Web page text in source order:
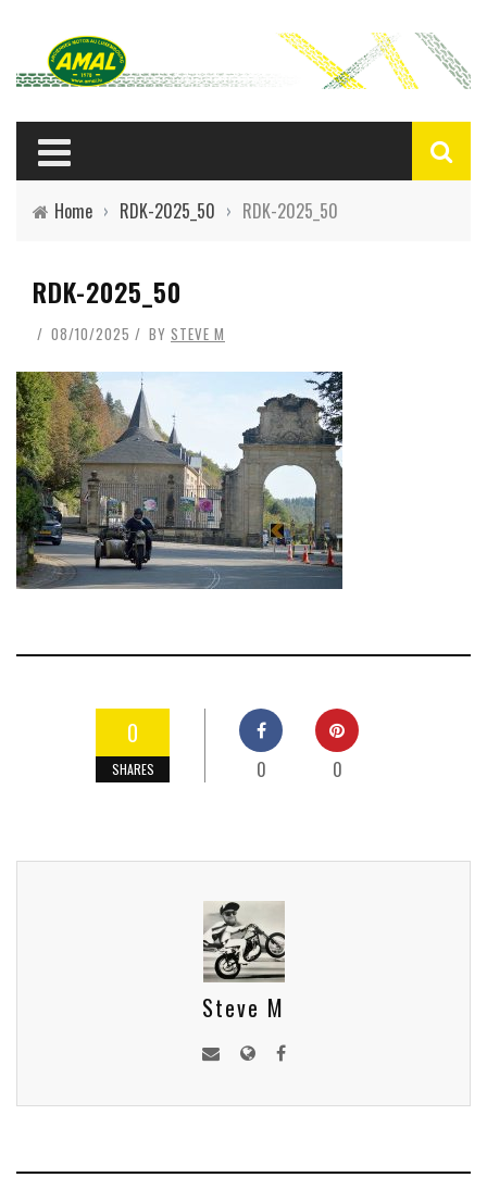
Home › RDK-2025_50 › RDK-2025_50
RDK-2025_50
08/10/2025 BY STEVE M
0
SHARES 0 0
Steve M